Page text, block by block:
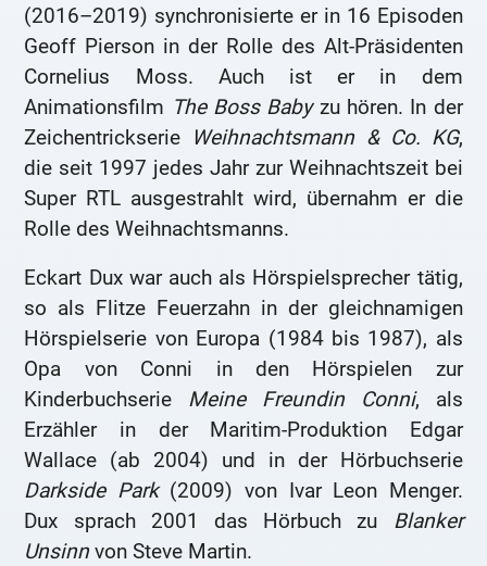
(2016–2019) synchronisierte er in 16 Episoden
Geoff Pierson in der Rolle des Alt-Präsidenten
Cornelius Moss. Auch ist er in dem
Animationsfilm The Boss Babyzu hören. In der
Zeichentrickserie Weihnachtsmann & Co. KG,
die seit 1997 jedes Jahr zur Weihnachtszeit bei
Super RTL ausgestrahlt wird, übernahm er die
Rolle des Weihnachtsmanns.
Eckart Dux war auch als Hörspielsprecher tätig,
so als Flitze Feuerzahn in der gleichnamigen
Hörspielserie von Europa (1984 bis 1987), als
Opa von Conni in den Hörspielen zur
Kinderbuchserie Meine Freundin Conni, als
Erzähler in der Maritim-Produktion Edgar
Wallace (ab 2004) und in der Hörbuchserie
Darkside Park(2009) von Ivar Leon Menger.
Dux sprach 2001 das Hörbuch zu Blanker
Unsinn von Steve Martin.